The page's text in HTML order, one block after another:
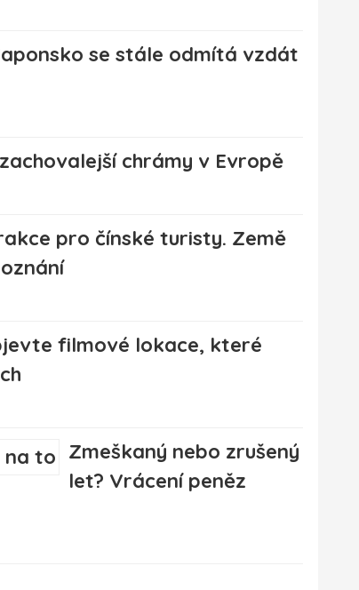
se stále odmítá vzdát
chrámy v Evropě
pro čínské turisty. Země
filmové lokace, které
Zmeškaný nebo zrušený
let? Vrácení peněz